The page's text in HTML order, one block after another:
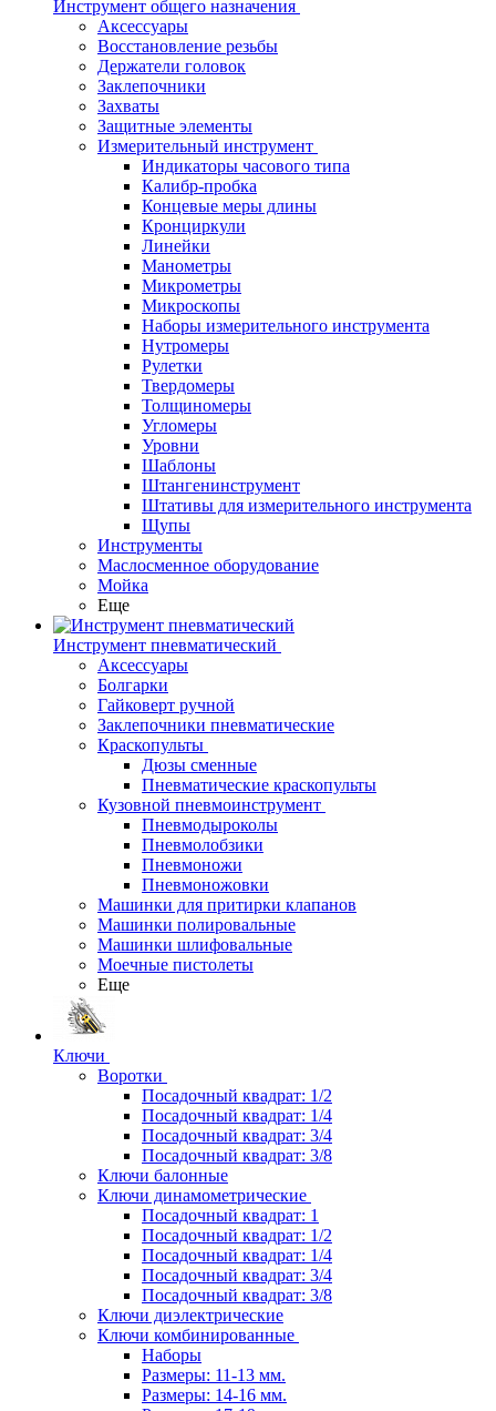
Инструмент общего назначения
Аксессуары
Восстановление резьбы
Держатели головок
Заклепочники
Захваты
Защитные элементы
Измерительный инструмент
Индикаторы часового типа
Калибр-пробка
Концевые меры длины
Кронциркули
Линейки
Манометры
Микрометры
Микроскопы
Наборы измерительного инструмента
Нутромеры
Рулетки
Твердомеры
Толщиномеры
Угломеры
Уровни
Шаблоны
Штангенинструмент
Штативы для измерительного инструмента
Щупы
Инструменты
Маслосменное оборудование
Мойка
Еще
Инструмент пневматический
Аксессуары
Болгарки
Гайковерт ручной
Заклепочники пневматические
Краскопульты
Дюзы сменные
Пневматические краскопульты
Кузовной пневмоинструмент
Пневмодыроколы
Пневмолобзики
Пневмоножи
Пневмоножовки
Машинки для притирки клапанов
Машинки полировальные
Машинки шлифовальные
Моечные пистолеты
Еще
Ключи
Воротки
Посадочный квадрат: 1/2
Посадочный квадрат: 1/4
Посадочный квадрат: 3/4
Посадочный квадрат: 3/8
Ключи балонные
Ключи динамометрические
Посадочный квадрат: 1
Посадочный квадрат: 1/2
Посадочный квадрат: 1/4
Посадочный квадрат: 3/4
Посадочный квадрат: 3/8
Ключи диэлектрические
Ключи комбинированные
Наборы
Размеры: 11-13 мм.
Размеры: 14-16 мм.